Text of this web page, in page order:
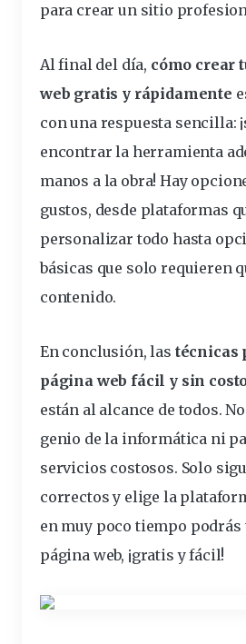
para crear un sitio
Al final del día, cómo crear
web gratis y rápidamente
con una respuesta sencilla:
encontrar la herramienta
manos a la obra! Hay
gustos, desde plataformas
personalizar todo hasta
básicas que solo requieren
contenido.
En conclusión, las técnicas
página web fácil y sin
están al alcance de todos.
genio de la informática ni
servicios costosos. Solo
correctos y elige la
en muy poco tiempo
página web, ¡gratis y fácil!